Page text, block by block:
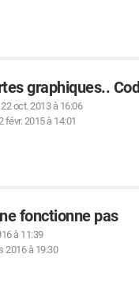
graphiques..
22 oct. 2013 à 16:06
févr. 2015 à 14:01
fonctionne pas
à 11:39
2016 à 19:30